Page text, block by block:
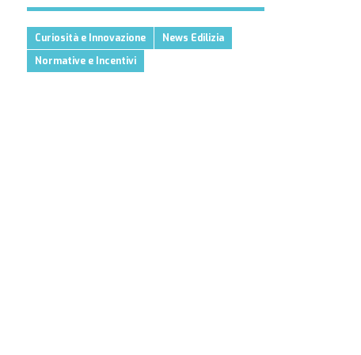
Curiosità e Innovazione
News Edilizia
Normative e Incentivi